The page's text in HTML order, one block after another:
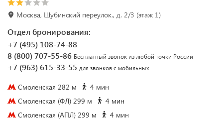
Москва, Шубинский переулок., д. 2/3 (этаж 1)
Отдел бронирования:
+7 (495) 108-74-88
8 (800) 707-55-86 Бесплатный звонок из любой точки России
+7 (963) 615-33-55 для звонков с мобильных
Смоленская 282 м
4 мин
Смоленская (ФЛ) 299 м
4 мин
Смоленская (АПЛ) 299 м
4 мин